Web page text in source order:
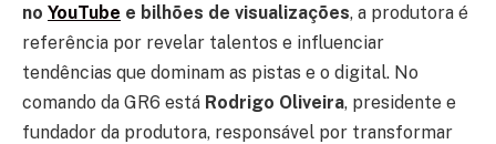
no YouTube e bilhões de visualizações, a produtora é
referência por revelar talentos e influenciar
tendências que dominam as pistas e o digital. No
comando da GR6 está Rodrigo Oliveira, presidente e
fundador da produtora, responsável por transformar